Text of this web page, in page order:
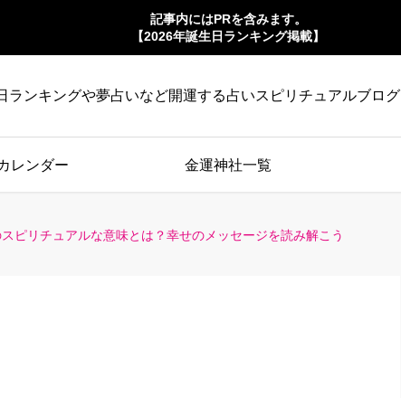
記事内にはPRを含みます。
【2026年誕生日ランキング掲載】
ランキングや夢占いなど開運する占いスピリチュアルブログ
レンダー 金運神社一覧
ピリチュアルな意味とは？幸せのメッセージを読み解こう